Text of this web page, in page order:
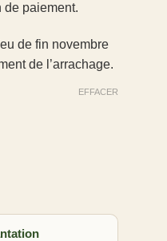
de paiement.
de fin novembre
de l’arrachage.
EFFACER